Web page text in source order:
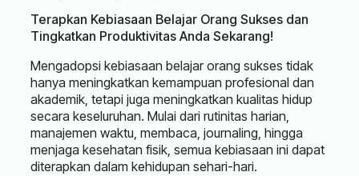
Terapkan Kebiasaan Belajar Orang Sukses dan
Tingkatkan Produktivitas Anda Sekarang!
Mengadopsi kebiasaan belajar orang sukses tidak
hanya meningkatkan kemampuan profesional dan
akademik, tetapi juga meningkatkan kualitas hidup
secara keseluruhan. Mulai dari rutinitas harian,
manajemen waktu, membaca, journaling, hingga
menjaga kesehatan fisik, semua kebiasaan ini dapat
diterapkan dalam kehidupan sehari-hari.